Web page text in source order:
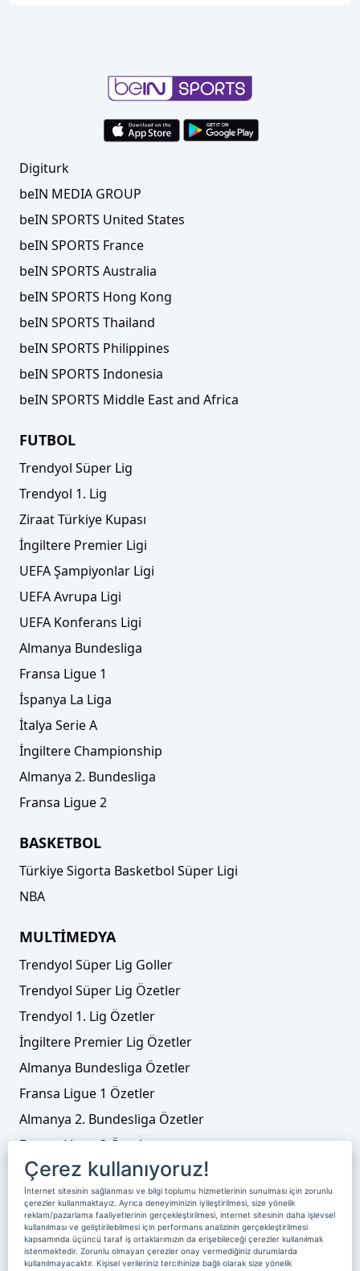
Digiturk
beIN MEDIA GROUP
beIN SPORTS United States
beIN SPORTS France
beIN SPORTS Australia
beIN SPORTS Hong Kong
beIN SPORTS Thailand
beIN SPORTS Philippines
beIN SPORTS Indonesia
beIN SPORTS Middle East and Africa
FUTBOL
Trendyol Süper Lig
Trendyol 1. Lig
Ziraat Türkiye Kupası
İngiltere Premier Ligi
UEFA Şampiyonlar Ligi
UEFA Avrupa Ligi
UEFA Konferans Ligi
Almanya Bundesliga
Fransa Ligue 1
İspanya La Liga
İtalya Serie A
İngiltere Championship
Almanya 2. Bundesliga
Fransa Ligue 2
BASKETBOL
Türkiye Sigorta Basketbol Süper Ligi
NBA
MULTİMEDYA
Trendyol Süper Lig Goller
Trendyol Süper Lig Özetler
Trendyol 1. Lig Özetler
İngiltere Premier Lig Özetler
Almanya Bundesliga Özetler
Fransa Ligue 1 Özetler
Almanya 2. Bundesliga Özetler
Fransa Ligue 2 Özetler
Tenis
Video Liste
Foto Galeriler
Üyelik Yayın Akışı Reklam Site Sözleşmesi
Çerez kullanıyoruz!
İnternet sitesinin sağlanması ve bilgi toplumu hizmetlerinin sunulması için zorunlu
çerezler kullanmaktayız. Ayrıca deneyiminizin iyileştirilmesi, size yönelik
reklam/pazarlama faaliyetlerinin gerçekleştirilmesi, internet sitesinin daha işlevsel
kullanılması ve geliştirilebilmesi için performans analizinin gerçekleştirilmesi
kapsamında üçüncü taraf iş ortaklarımızın da erişebileceği çerezler kullanılmak
istenmektedir. Zorunlu olmayan çerezler onay vermediğiniz durumlarda
kullanılmayacaktır. Kişisel verileriniz tercihinize bağlı olarak size yönelik